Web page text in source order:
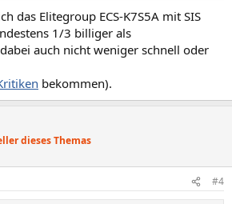
das Elitegroup ECS-K7S5A mit SIS
1/3 billiger als
auch nicht weniger schnell oder
bekommen).
dieses Themas
#4